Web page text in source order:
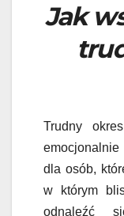
Jak
Trudny
dla osób,
w którym
odnaleźć